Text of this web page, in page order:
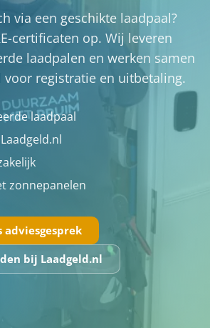
via een geschikte laadpaal?
certificaten op. Wij leveren
laadpalen en werken samen
voor registratie en uitbetaling.
laadpaal
zonnepanelen
adviesgesprek
bij Laadgeld.nl